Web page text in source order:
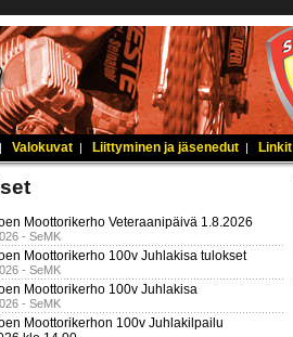
| Valokuvat | Liittyminen ja jäsenedut | Linkit
Moottorikerho Veteraanipäivä 1.8.2026
- SeMK
Moottorikerho 100v Juhlakisa tulokset
- SeMK
Moottorikerho 100v Juhlakisa
- SeMK
Moottorikerhon 100v Juhlakilpailu